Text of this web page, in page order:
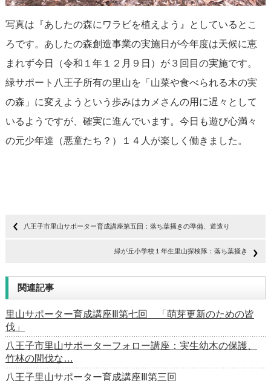
写真は『あしたの森にワラビを植えよう』としているとこ
ろです。あしたの森創造事業の実施日が今年度は天候に恵
まれず今日（令和１年１２月９日）が３回目の実施です。
緑サポート八王子所有の里山を「山菜や食べられる木の実
の森」に変えようという歩みはカメさんの用に遅々として
いるようですが、確実に進んでいます。今日も遊び心満々
の元少年達（悪童たち？）１４人が楽しく働きました。
八王子市里山サポーター育成講座第五回：落ち葉掻きの準備、道造り
緑が丘小学校１年生里山探検隊：落ち葉掻き
関連記事
里山サポーター育成講座Ⅲ第七回 「萌芽更新のための皆
伐」
八王子市里山サポーターフォロー講座：実生幼木の保護、
竹林の間伐な…
八王子里山サポーター育成講座Ⅲ第三回